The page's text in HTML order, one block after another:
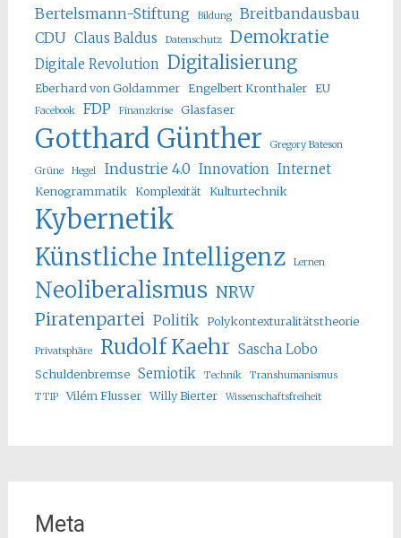
Bertelsmann-Stiftung Bildung
Breitbandausbau
CDU Claus Baldus Datenschutz Demokratie
Digitale Revolution Digitalisierung
Eberhard von Goldammer Engelbert Kronthaler EU
Facebook FDP Finanzkrise Glasfaser
Gotthard Günther Gregory Bateson
Grüne Hegel Industrie 4.0 Innovation Internet
Kenogrammatik Komplexität Kulturtechnik
Kybernetik
Künstliche Intelligenz Lernen
Neoliberalismus NRW
Piratenpartei Politik Polykontexturalitätstheorie
Privatsphäre Rudolf Kaehr Sascha Lobo
Schuldenbremse Semiotik Technik
Transhumanismus
TTIP
Vilém Flusser Willy Bierter Wissenschaftsfreiheit
Meta